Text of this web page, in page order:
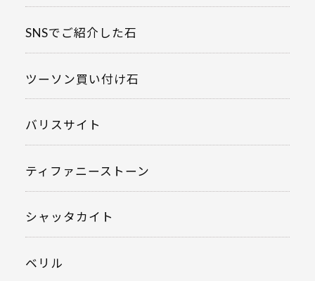
SNSでご紹介した石
ツーソン買い付け石
バリスサイト
ティファニーストーン
シャッタカイト
ベリル